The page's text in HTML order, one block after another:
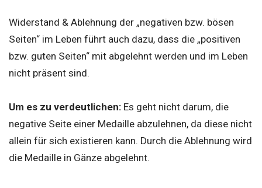
Widerstand & Ablehnung der „negativen bzw. bösen
Seiten“ im Leben führt auch dazu, dass die „positiven
bzw. guten Seiten“ mit abgelehnt werden und im Leben
nicht präsent sind.
Um es zu verdeutlichen: Es geht nicht darum, die
negative Seite einer Medaille abzulehnen, da diese nicht
allein für sich existieren kann. Durch die Ablehnung wird
die Medaille in Gänze abgelehnt.